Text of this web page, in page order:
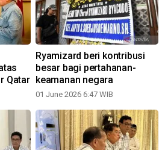
Qatar
Ryamizard beri kontribusi
besar bagi pertahanan-
keamanan negara
01 June 2026 6:47 WIB